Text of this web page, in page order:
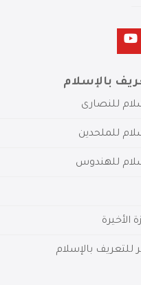
بالإسلام
للنصارى
للملحدين
للهندوس
الأخيرة
للتعريف بالإسلام